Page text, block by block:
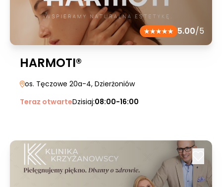
5.00/5
HARMOTI®
os. Tęczowe 20a-4, Dzierżoniów
Teraz otwarteDzisiaj:08:00-16:00